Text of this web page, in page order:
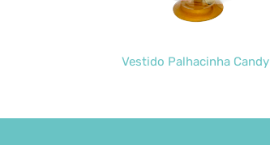
Vestido Palhacinha Candy